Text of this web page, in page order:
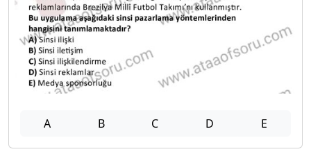
A B C D E